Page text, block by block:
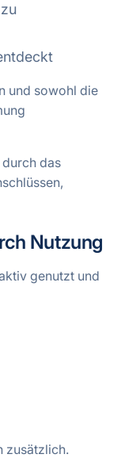
und sowohl die
durch das
Nutzung
genutzt und
zusätzlich.